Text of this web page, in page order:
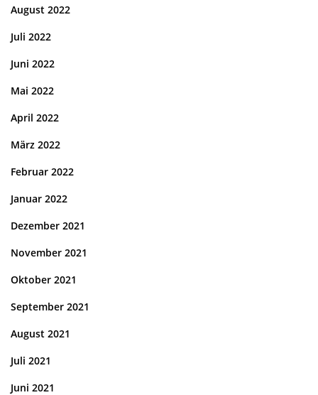
August 2022
Juli 2022
Juni 2022
Mai 2022
April 2022
März 2022
Februar 2022
Januar 2022
Dezember 2021
November 2021
Oktober 2021
September 2021
August 2021
Juli 2021
Juni 2021